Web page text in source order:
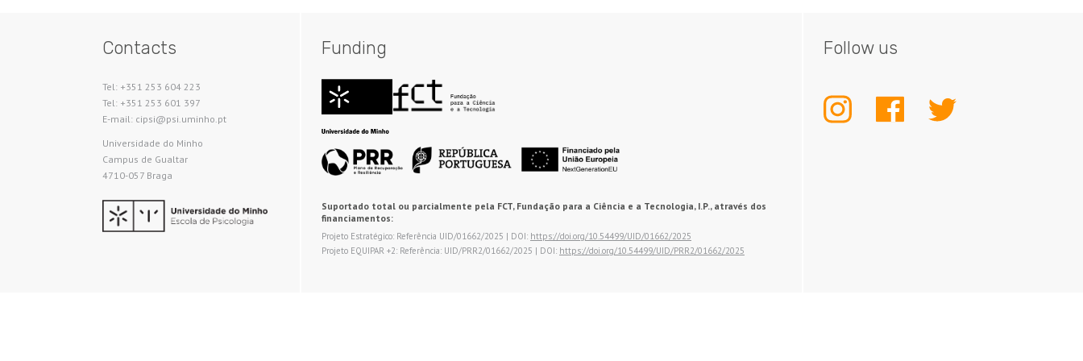
Contacts
Tel: +351 253 604 223
Tel: +351 253 601 397
E-mail: cipsi@psi.uminho.pt
Universidade do Minho​
Campus de Gualtar
4710-057 Braga
Funding
Suportado total ou parcialmente pela FCT, Fundação para a Ciência e a Tecnologia, I.P., através dos
financiamentos:
Projeto Estratégico: Referência UID/01662/2025 | DOI: https://doi.org/10.54499/UID/01662/2025
Projeto EQUIPAR +2: Referência: UID/PRR2/01662/2025 | DOI: https://doi.org/10.54499/UID/PRR2/01662/2025
Follow us